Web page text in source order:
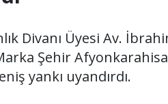
Divanı Üyesi Av.
Şehir
yankı uyandırdı.